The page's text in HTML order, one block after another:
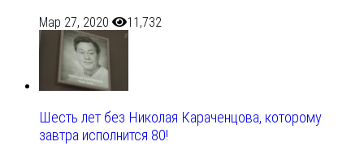
Мар 27, 2020 11,732
Шесть лет без Николая Караченцова, которому
завтра исполнится 80!